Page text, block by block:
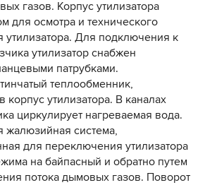
газов. Корпус утилизатора
для осмотра и технического
утилизатора. Для подключения к
утилизатор снабжен
патрубками.
теплообменник,
утилизатора. В каналах
циркулирует нагреваемая вода.
жалюзийная система,
для переключения утилизатора
на байпасный и обратно путем
потока дымовых газов. Поворот